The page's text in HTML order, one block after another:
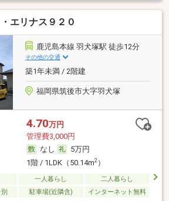
エリナス９２０
鹿児島本線 羽犬塚駅 徒歩12分
その他の交通
築1年未満 / 2階建
福岡県筑後市大字羽犬塚
4.70万円
管理費3,000円
なし
5万円
1階 / 1LDK（50.14m2）
一人暮らし
二人暮らし
駐車場(近隣含) インターネット無料